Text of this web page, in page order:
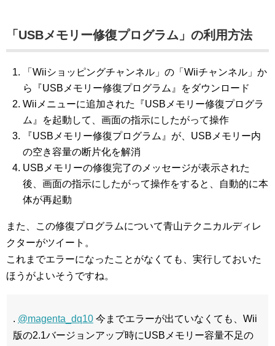
「USBメモリー修復プログラム」の利用方法
「Wiiショッピングチャンネル」の「Wiiチャンネル」か
ら『USBメモリー修復プログラム』をダウンロード
Wiiメニューに追加された『USBメモリー修復プログラ
ム』を起動して、画面の指示にしたがって操作
『USBメモリー修復プログラム』が、USBメモリー内
の空き容量の断片化を解消
USBメモリーの修復完了のメッセージが表示された
後、画面の指示にしたがって操作をすると、自動的に本
体が再起動
また、この修復プログラムについて青山テクニカルディレ
クターがツイート。
これまでエラーになったことがなくても、実行しておいた
ほうがよいそうですね。
. @magenta_dq10 今までエラーが出ていなくても、Wii
版の2.1バージョンアップ時にUSBメモリー容量不足の